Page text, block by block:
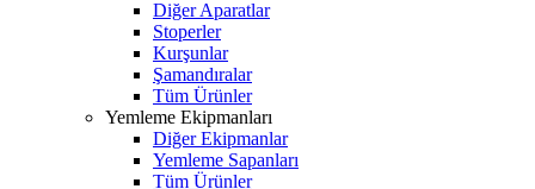
Diğer Aparatlar
Stoperler
Kurşunlar
Şamandıralar
Tüm Ürünler
Yemleme Ekipmanları
Diğer Ekipmanlar
Yemleme Sapanları
Tüm Ürünler